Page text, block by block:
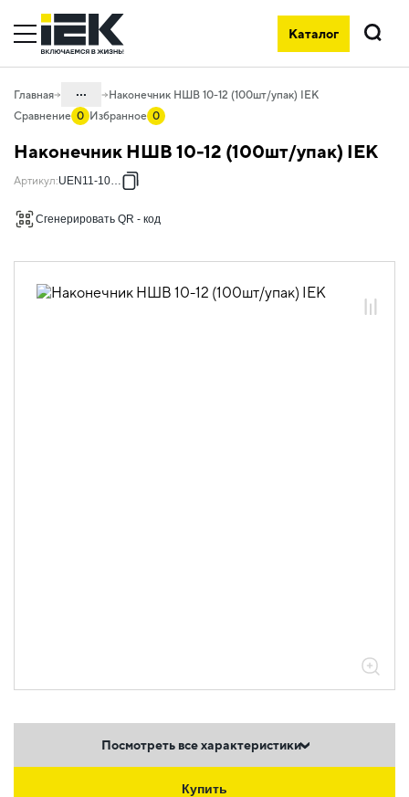
Каталог
Поиск
Главная ...
инструменты
08.01 Наконечники, гильзы,
08.01.01 Наконечники, клеммы и
08.01.01.05 Неизолированные
Наконечник НШВ 10-12 (100шт/упак) IEK
Сравнение 0 Избранное 0
Наконечник НШВ 10-12 (100шт/упак) IEK
Артикул:UEN11-10-12
Сгенерировать QR - код
Посмотреть все характеристики
Купить